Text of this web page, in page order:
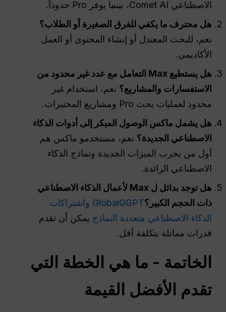
الاصطناعي Comet AI، بينما يوفر Pro حدوداً.
هل محترف ما يكفي للفرق الصغيرة أو الطلاب؟
نعم، للبحث المعتدل أو إنشاء المحتوى أو العمل
الأكاديمي.
هل يستطيع Max التعامل مع عدد غير محدود من
الاستفسارات والمشاريع؟ نعم، استخدام غير
محدود لعمليات بحث Pro ومشاريع المختبرات.
هل يشمل ماكس الوصول المبكر إلى أدوات الذكاء
الاصطناعي الجديدة؟ نعم، مستخدمو ماكس هم
أول من يجرب الميزات الجديدة ونماذج الذكاء
الاصطناعي الرائدة.
هل توجد بدائل ل Max لأعمال الذكاء الاصطناعي
ذات الحجم الكبير؟
GlobalGGPT واشتراكات
الذكاء الاصطناعي متعددة النماذج يمكن أن تقدم
قدرات مماثلة بتكلفة أقل.
الخاتمة - ما هي الخطة التي
تقدم الأفضل القيمة